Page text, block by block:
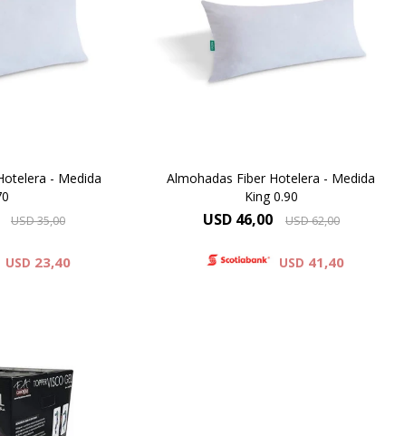
- Medida
USD35,00
USD 23,40
Almohadas Fiber Hotelera - Medida
King 0.90
USD 46,00 USD62,00
USD 41,40